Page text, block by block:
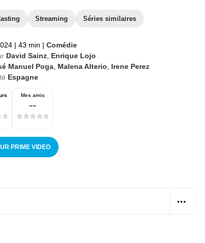
Streaming Séries similaires
| 43 min | Comédie
David Sainz Enrique Lojo
Manuel Poga Malena Alterio
Irene Perez
Espagne
Mes amis
--
PRIME VIDEO